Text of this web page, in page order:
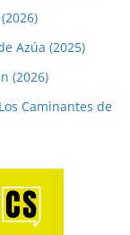
Azúa (2025)
(2026)
Caminantes de